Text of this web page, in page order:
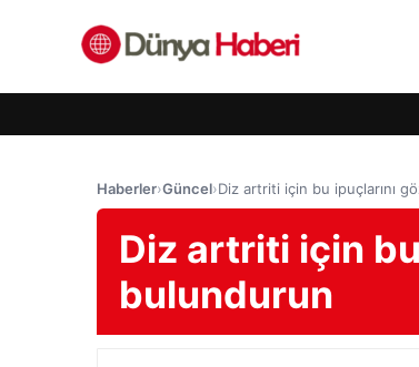
Haberler›Güncel›Diz artriti için bu ipuçlarını
Diz artriti için
bulundurun